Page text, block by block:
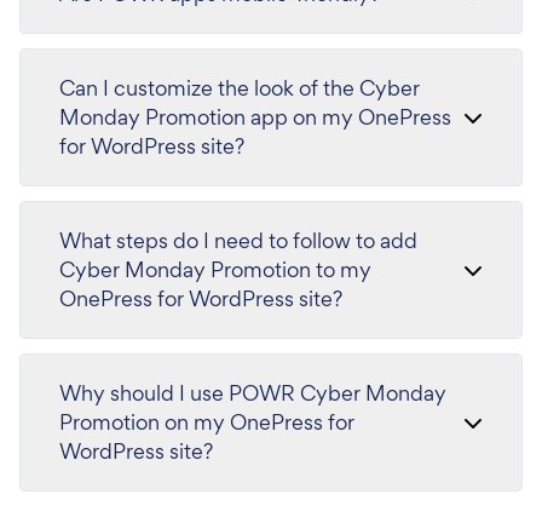
Can I customize the look of the Cyber
Monday Promotion app on my OnePress
for WordPress site?
What steps do I need to follow to add
Cyber Monday Promotion to my
OnePress for WordPress site?
Why should I use POWR Cyber Monday
Promotion on my OnePress for
WordPress site?